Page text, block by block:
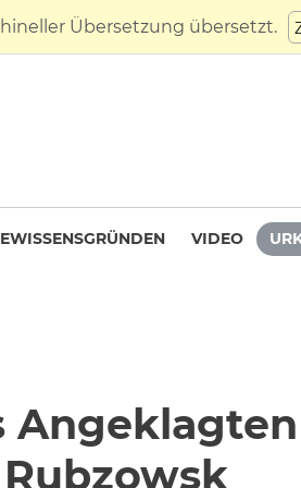
Übersetzung übersetzt.
VIDEO
Angeklagten